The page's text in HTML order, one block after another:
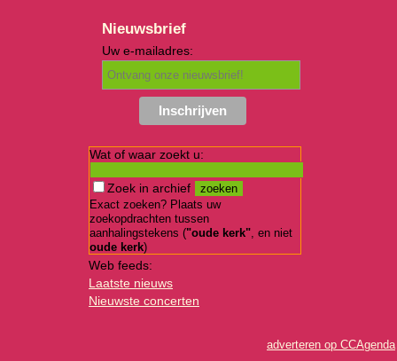
Nieuwsbrief
Uw e-mailadres:
Wat of waar zoekt u:
Zoek in archief
Exact zoeken? Plaats uw
zoekopdrachten tussen
aanhalingstekens ("oude kerk", en niet
oude kerk)
Web feeds:
Laatste nieuws
Nieuwste concerten
adverteren op CCAgenda